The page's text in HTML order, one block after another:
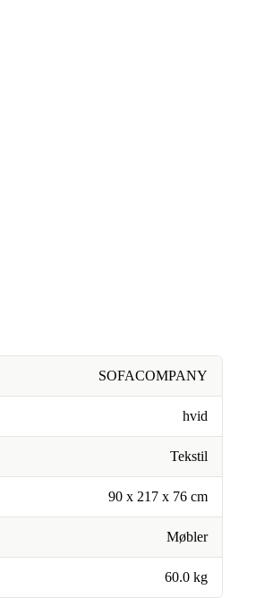
SOFACOMPANY
hvid
Tekstil
90 x 217 x 76 cm
Møbler
60.0 kg